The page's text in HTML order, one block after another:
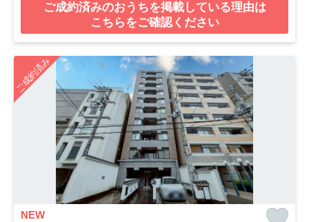
ご成約済みのおうちを掲載している理由は
こちらをご確認ください
ご成約済み
NEW